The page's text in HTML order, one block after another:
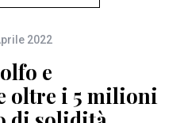
2022
e
oltre i 5 milioni